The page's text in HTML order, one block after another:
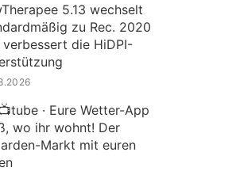
5.13 wechselt
zu Rec. 2020
verbessert die HiDPI-
· Eure Wetter-App
wo ihr wohnt! Der
Markt mit euren